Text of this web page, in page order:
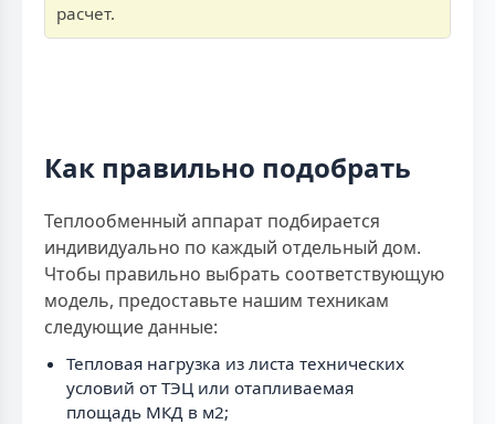
расчет.
Как правильно подобрать
Теплообменный аппарат подбирается
индивидуально по каждый отдельный дом.
Чтобы правильно выбрать соответствующую
модель, предоставьте нашим техникам
следующие данные:
Тепловая нагрузка из листа технических
условий от ТЭЦ или отапливаемая
площадь МКД в м2;